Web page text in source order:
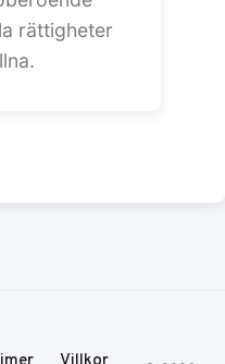
rättigheter